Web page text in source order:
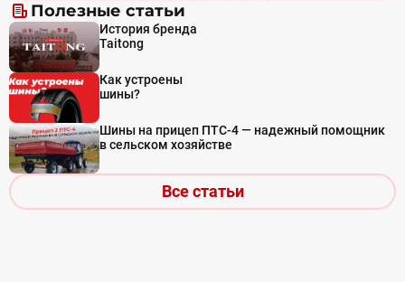
Полезные статьи
История бренда
Taitong
Как устроены
шины?
Шины на прицеп ПТС-4 — надежный помощник
в сельском хозяйстве
Все статьи